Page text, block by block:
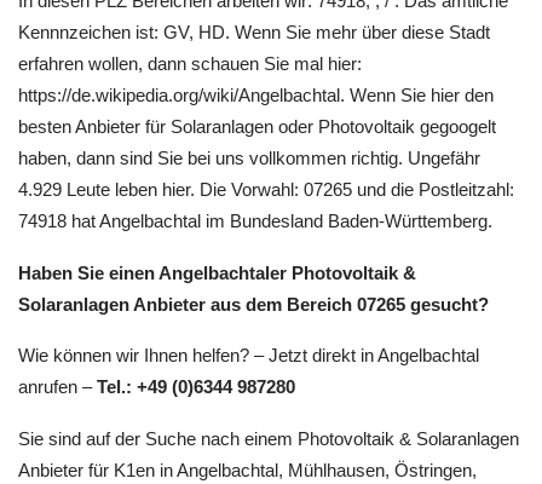
Kennnzeichen ist: GV, HD. Wenn Sie mehr über diese Stadt
erfahren wollen, dann schauen Sie mal hier:
https://de.wikipedia.org/wiki/Angelbachtal. Wenn Sie hier den
besten Anbieter für Solaranlagen oder Photovoltaik gegoogelt
haben, dann sind Sie bei uns vollkommen richtig. Ungefähr
4.929 Leute leben hier. Die Vorwahl: 07265 und die Postleitzahl:
74918 hat Angelbachtal im Bundesland Baden-Württemberg.
Haben Sie einen Angelbachtaler Photovoltaik &
Solaranlagen Anbieter aus dem Bereich 07265 gesucht?
Wie können wir Ihnen helfen? – Jetzt direkt in Angelbachtal
anrufen –Tel.: +49 (0)6344 987280
Sie sind auf der Suche nach einem Photovoltaik & Solaranlagen
Anbieter für K1en in Angelbachtal, Mühlhausen, Östringen,